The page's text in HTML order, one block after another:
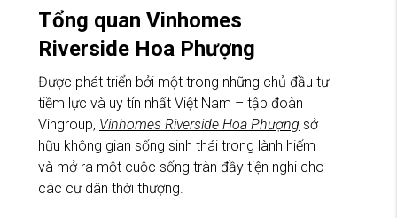
Tổng quan Vinhomes
Riverside Hoa Phượng
Được phát triển bởi một trong những chủ đầu tư
tiềm lực và uy tín nhất Việt Nam – tập đoàn
Vingroup, Vinhomes Riverside Hoa Phượng sở
hữu không gian sống sinh thái trong lành hiếm
và mở ra một cuộc sống tràn đầy tiện nghi cho
các cư dân thời thượng.